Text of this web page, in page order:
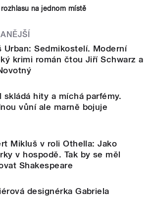
na jednom místě
Urban: Sedmikostelí. Moderní
krimi román čtou Jiří Schwarz a
skládá hity a míchá parfémy.
vůní ale marně bojuje
Mikluš v roli Othella: Jako
v hospodě. Tak by se měl
Shakespeare
designérka Gabriela